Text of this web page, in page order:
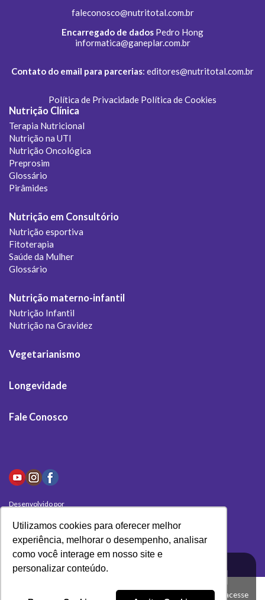
Utilizamos cookies para oferecer melhor
experiência, melhorar o desempenho, analisar
como você interage em nosso site e
personalizar conteúdo.
Clique aqui e acesse
faleconosco@nutritotal.com.br
Encarregado de dados Pedro Hong
informatica@ganeplar.com.br
Contato do email para parcerias: editores@nutritotal.com.br
Política de Privacidade Política de Cookies
Nutrição Clínica
Terapia Nutricional
Nutrição na UTI
Nutrição Oncológica
Preprosim
Glossário
Pirâmides
Nutrição em Consultório
Nutrição esportiva
Fitoterapia
Saúde da Mulher
Glossário
Nutrição materno-infantil
Nutrição Infantil
Nutrição na Gravidez
Vegetarianismo
Longevidade
Fale Conosco
Desenvolvido por